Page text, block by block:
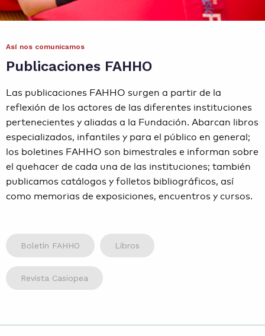
Contacto
Así nos comunicamos
Publicaciones FAHHO
Las publicaciones FAHHO surgen a partir de la
reflexión de los actores de las diferentes instituciones
pertenecientes y aliadas a la Fundación. Abarcan libros
especializados, infantiles y para el público en general;
los boletines FAHHO son bimestrales e informan sobre
el quehacer de cada una de las instituciones; también
publicamos catálogos y folletos bibliográficos, así
como memorias de exposiciones, encuentros y cursos.
Boletín FAHHO Libros
Revista Casiopea